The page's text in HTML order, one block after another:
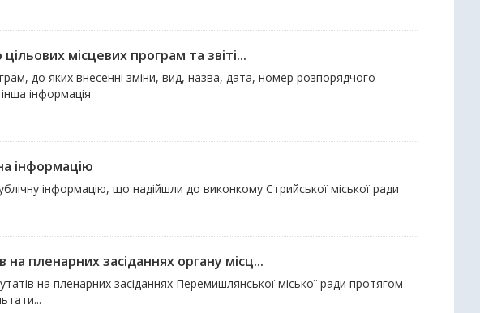
місцевих програм та звіті...
до яких внесенні зміни, вид, назва, дата, номер розпорядчого
інформація
інформацію
інформацію, що надійшли до виконкому Стрийської міської ради
пленарних засіданнях органу місц...
на пленарних засіданнях Перемишлянської міської ради протягом